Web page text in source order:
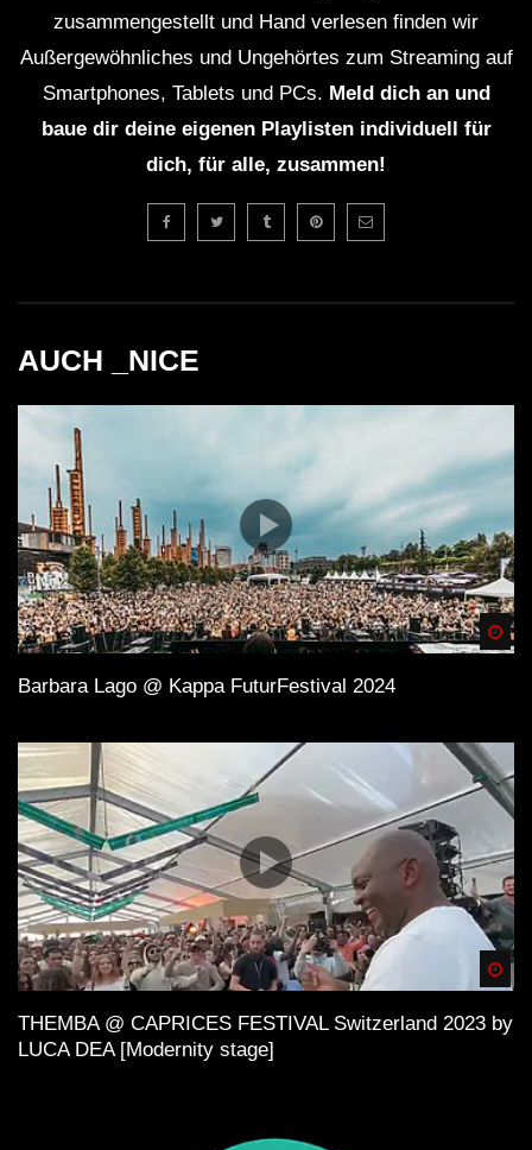
zusammengestellt und Hand verlesen finden wir
Außergewöhnliches und Ungehörtes zum Streaming auf
Smartphones, Tablets und PCs. Meld dich an und
baue dir deine eigenen Playlisten individuell für
dich, für alle, zusammen!
AUCH _NICE
Barbara Lago @ Kappa FuturFestival 2024
THEMBA @ CAPRICES FESTIVAL Switzerland 2023 by
LUCA DEA [Modernity stage]